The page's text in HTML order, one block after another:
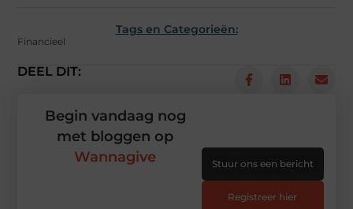
Tags en Categorieën:
Financieel
DEEL DIT:
Begin vandaag nog
met bloggen op
Wannagive
Stuur ons een bericht
Registreer hier